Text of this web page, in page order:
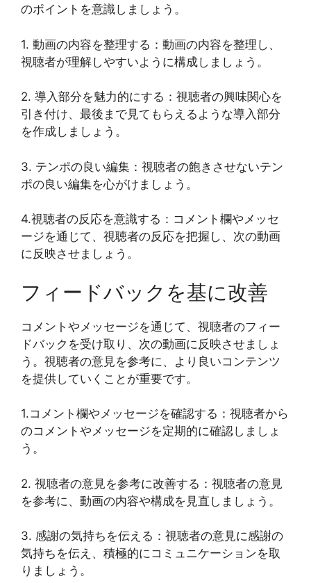
のポイントを意識しましょう。
1. 動画の内容を整理する：動画の内容を整理し、
視聴者が理解しやすいように構成しましょう。
2. 導入部分を魅力的にする：視聴者の興味関心を
引き付け、最後まで見てもらえるような導入部分
を作成しましょう。
3. テンポの良い編集：視聴者の飽きさせないテン
ポの良い編集を心がけましょう。
4.視聴者の反応を意識する：コメント欄やメッセ
ージを通じて、視聴者の反応を把握し、次の動画
に反映させましょう。
フィードバックを基に改善
コメントやメッセージを通じて、視聴者のフィー
ドバックを受け取り、次の動画に反映させましょ
う。視聴者の意見を参考に、より良いコンテンツ
を提供していくことが重要です。
1.コメント欄やメッセージを確認する：視聴者から
のコメントやメッセージを定期的に確認しましょ
う。
2. 視聴者の意見を参考に改善する：視聴者の意見
を参考に、動画の内容や構成を見直しましょう。
3. 感謝の気持ちを伝える：視聴者の意見に感謝の
気持ちを伝え、積極的にコミュニケーションを取
りましょう。